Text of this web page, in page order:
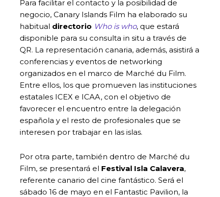
Para facilitar el contacto y la posibilidad de
negocio, Canary Islands Film ha elaborado su
habitual directorio Who is who, que estará
disponible para su consulta in situ a través de
QR. La representación canaria, además, asistirá a
conferencias y eventos de networking
organizados en el marco de Marché du Film.
Entre ellos, los que promueven las instituciones
estatales ICEX e ICAA, con el objetivo de
favorecer el encuentro entre la delegación
española y el resto de profesionales que se
interesen por trabajar en las islas.
Por otra parte, también dentro de Marché du
Film, se presentará el Festival Isla Calavera,
referente canario del cine fantástico. Será el
sábado 16 de mayo en el Fantastic Pavilion, la